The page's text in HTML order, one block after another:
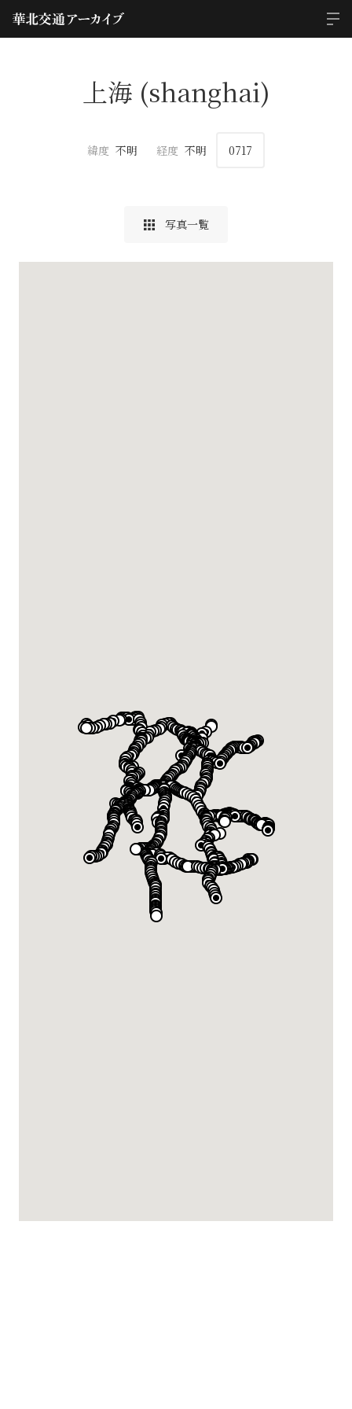
上海 (shanghai)
緯度 不明 経度 不明 0717
写真一覧